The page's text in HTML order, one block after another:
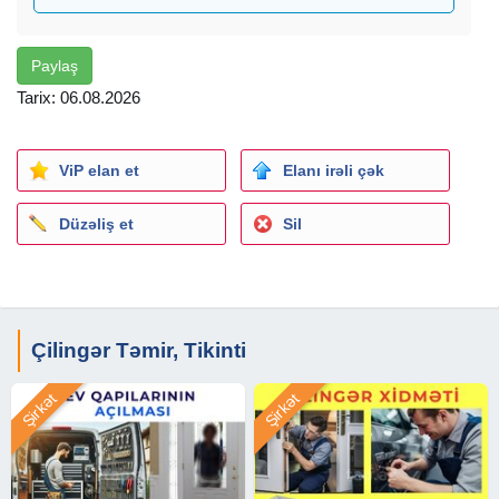
qapıları və Avtomobil qapılarının aparatla açılması. Seyf
Paylaş
Tarix: 06.08.2026
ViP elan et Elanı irəli çək
Düzəliş et Sil
Çilingər Təmir, Tikinti
Şirkət Şirkət